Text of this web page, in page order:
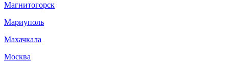
Магнитогорск
Мариуполь
Махачкала
Москва